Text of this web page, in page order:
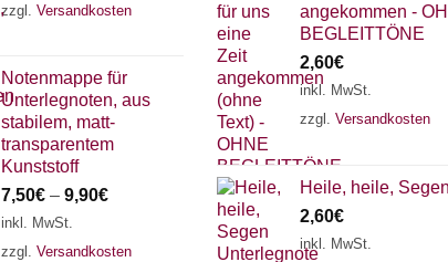
zzgl. Versandkosten
Notenmappe für
Unterlegnoten, aus
stabilem, matt-
transparentem
Kunststoff
7,50€ – 9,90€
inkl. MwSt.
zzgl. Versandkosten
angekommen -
BEGLEITTÖNE
2,60€
inkl. MwSt.
zzgl. Versandkosten
Heile, heile,
2,60€
inkl. MwSt.